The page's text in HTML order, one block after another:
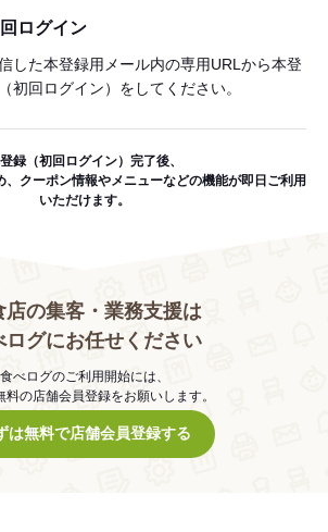
ログイン
した本登録用メール内の専用URLから本登
初回ログイン）をしてください。
録（初回ログイン）完了後、
、クーポン情報やメニューなどの機能が即日ご利用
いただけます。
店の集客・業務支援は
ログにお任せください
食べログのご利用開始には、
料の店舗会員登録をお願いします。
は無料で店舗会員登録する